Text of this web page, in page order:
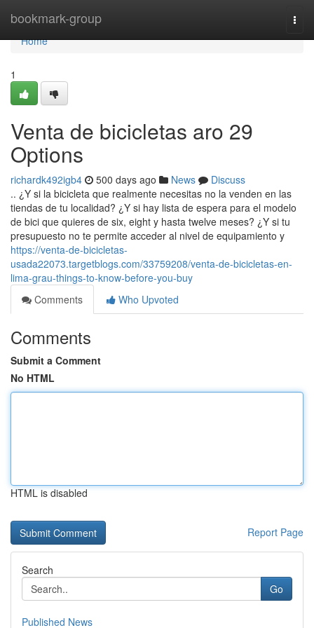
bookmark-group
Home
Home
1
Venta de bicicletas aro 29
Options
richardk492igb4 500 days ago News
Discuss
.. ¿Y si la bicicleta que realmente necesitas no la venden en las
tiendas de tu localidad? ¿Y si hay lista de espera para el modelo
de bici que quieres de six, eight y hasta twelve meses? ¿Y si tu
presupuesto no te permite acceder al nivel de equipamiento y
https://venta-de-bicicletas-
usada22073.targetblogs.com/33759208/venta-de-bicicletas-en-
lima-grau-things-to-know-before-you-buy
Comments
Who Upvoted
Comments
Submit a Comment
No HTML
HTML is disabled
Report Page
Search
Go
Published News